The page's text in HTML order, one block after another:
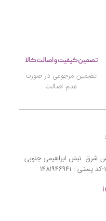
تصمین کیفیت و اصالت کالا
تضمین مرجوعی در صورت
عدم اصالت
شرق. نبش ابراهیمی جنوبی